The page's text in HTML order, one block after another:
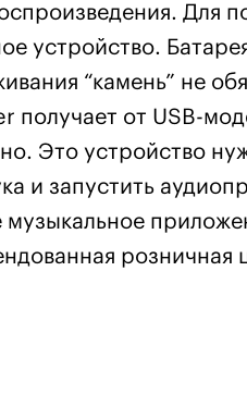
Для
устройство.
“камень” не
получает от USB-
Это устройство
и запустить
музыкальное
розничная